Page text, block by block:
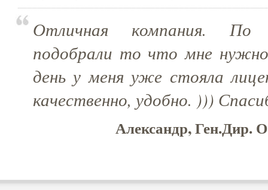
Отличная компания. По
подобрали то что мне
день у меня уже стояла
качественно, удобно. )))
Александр,